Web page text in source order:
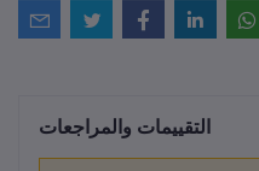
التقييمات والمراجعات